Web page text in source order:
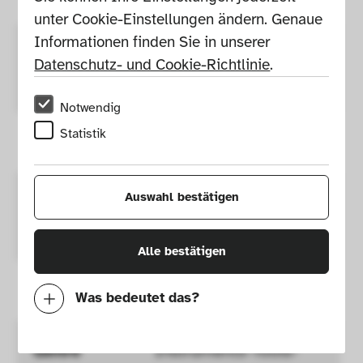
unter Cookie-Einstellungen ändern. Genaue
Informationen finden Sie in unserer
Datenschutz- und Cookie-Richtlinie.
Notwendig
Statistik
Auswahl bestätigen
Alle bestätigen
Was bedeutet das?
Mit diesen Cookies können wir durch
Year of
Draft
2010
Production
production
Paris, France, Europe
Colour Black
Genre
Instruments-Tools-